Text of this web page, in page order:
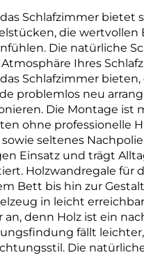
Schlafzimmer
die
Die natürliche
Ihres
Schlafzimmer
problemlos neu
Die Montage
ohne professionelle
seltenes
Einsatz und trägt
Holzwandregale für
Bett bis hin zur
in leicht
denn Holz ist ein
fällt
Die